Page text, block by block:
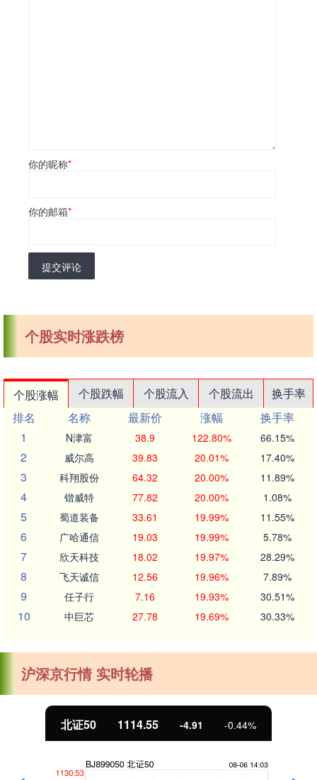
你的昵称*
你的邮箱*
提交评论
个股实时涨跌榜
个股涨幅 个股跌幅 个股流入 个股流出
换手率
排名
名称 最新价 涨幅
换手率
1
N津富 38.9 122.80% 66.15%
2 威尔高 39.83 20.01% 17.40%
3 科翔股份 64.32 20.00% 11.89%
4 锴威特 77.82 20.00% 1.08%
5 蜀道装备 33.61 19.99% 11.55%
6 广哈通信 19.03 19.99% 5.78%
7 欣天科技 18.02 19.97% 28.29%
8 飞天诚信 12.56 19.96% 7.89%
9 任子行 7.16 19.93% 30.51%
10 中巨芯 27.78 19.69% 30.33%
沪深京行情 实时轮播
北证50 1114.55 -4.91 -0.44%